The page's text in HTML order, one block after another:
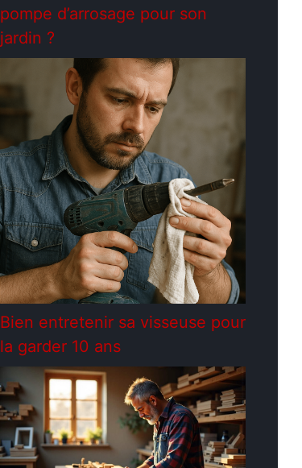
pompe d’arrosage pour son
jardin ?
Bien entretenir sa visseuse pour
la garder 10 ans